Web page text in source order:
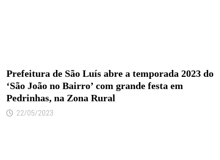
Prefeitura de São Luís abre a temporada 2023 do
‘São João no Bairro’ com grande festa em
Pedrinhas, na Zona Rural
22/05/2023